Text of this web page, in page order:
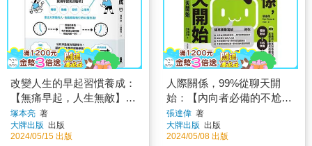
改變人生的早起習慣養成：
【無痛早起，人生無敵】建
立高生產力╳高滿意度╳高
成功率的黃金晨型人體質
塚本亮 著
大牌出版 出版
2024/05/15 出版
人際關係，99%從聊天開
始：【內向者必備的不尬聊
心法】從搭話技術、創造話
題到萬用句型，終結冷場尷
尬，和誰都能聊出好交情
張達偉 著
大牌出版 出版
2024/05/08 出版